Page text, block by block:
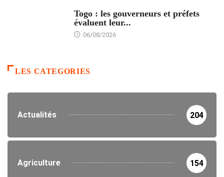
Togo : les gouverneurs et préfets
évaluent leur...
06/08/2026
LES CATEGORIES
Actualités 204
Agriculture 154